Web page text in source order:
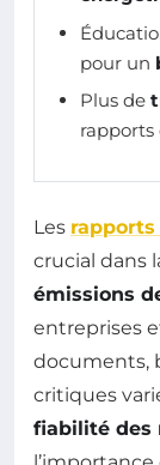
pour un
Plus de
rapports
Les
crucial dans
émissions
entreprises
documents,
critiques
fiabilité des